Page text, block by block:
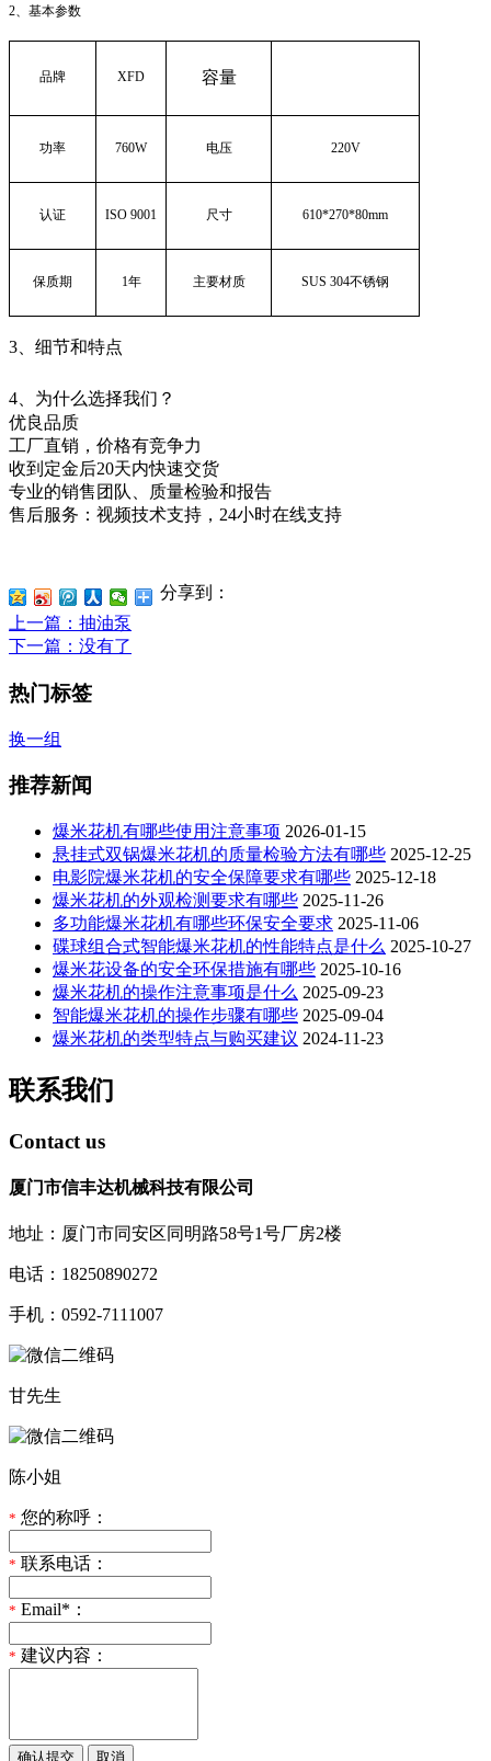
2、基本参数
品牌 XFD 容量
功率 760W 电压 220V
认证 ISO 9001 尺寸 610*270*80mm
保质期 1年 主要材质 SUS 304不锈钢
3、细节和特点
4、为什么选择我们？
优良品质
工厂直销，价格有竞争力
收到定金后20天内快速交货
专业的销售团队、质量检验和报告
售后服务：视频技术支持，24小时在线支持
分享到：
上一篇 ：抽油泵
下一篇 ：没有了
热门标签
换一组
推荐新闻
爆米花机有哪些使用注意事项 2026-01-15
悬挂式双锅爆米花机的质量检验方法有哪些 2025-12-25
电影院爆米花机的安全保障要求有哪些 2025-12-18
爆米花机的外观检测要求有哪些 2025-11-26
多功能爆米花机有哪些环保安全要求 2025-11-06
碟球组合式智能爆米花机的性能特点是什么 2025-10-27
爆米花设备的安全环保措施有哪些 2025-10-16
爆米花机的操作注意事项是什么 2025-09-23
智能爆米花机的操作步骤有哪些 2025-09-04
爆米花机的类型特点与购买建议 2024-11-23
联系我们
Contact us
厦门市信丰达机械科技有限公司
地址：厦门市同安区同明路58号1号厂房2楼
电话：18250890272
手机：0592-7111007
甘先生
陈小姐
* 您的称呼：
* 联系电话：
* Email*：
* 建议内容：